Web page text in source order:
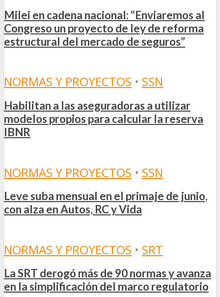
Milei en cadena nacional: “Enviaremos al
Congreso un proyecto de ley de reforma
estructural del mercado de seguros”
NORMAS Y PROYECTOS • SSN
Habilitan a las aseguradoras a utilizar
modelos propios para calcular la reserva
IBNR
NORMAS Y PROYECTOS • SSN
Leve suba mensual en el primaje de junio,
con alza en Autos, RC y Vida
NORMAS Y PROYECTOS • SRT
La SRT derogó más de 90 normas y avanza
en la simplificación del marco regulatorio